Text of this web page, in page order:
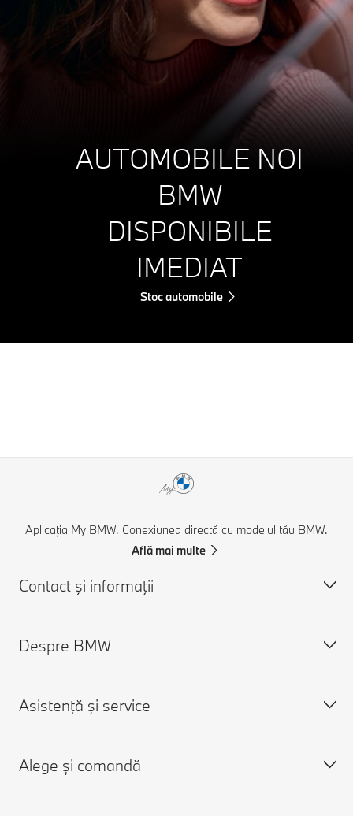
AUTOMOBILE NOI
BMW
DISPONIBILE
IMEDIAT
Stoc automobile
Aplicația My BMW. Conexiunea directă cu modelul tău BMW.
Află mai multe
Contact şi informaţii
Asistență și Contact
Caută un partener BMW
Cere o ofertă
Despre BMW
Despre noi
Despre BMW Group
Asistenţă şi service
Programare în service
Alege și comandă